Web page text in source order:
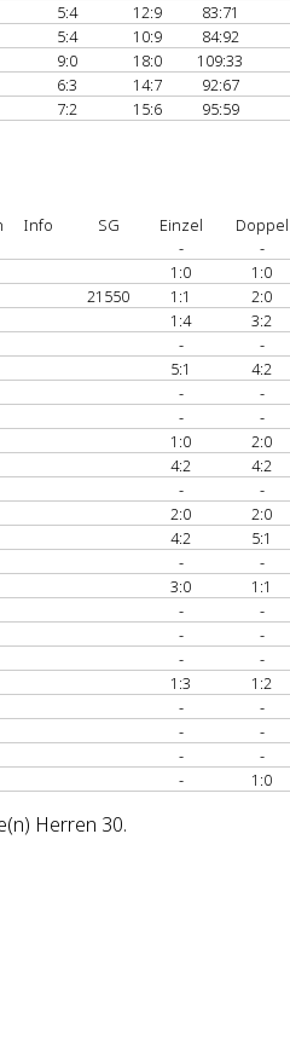
5:4 12:9 83:71
5:4 10:9 84:92
9:0 18:0 109:33
6:3 14:7 92:67
7:2 15:6 95:59
Info SG Einzel Doppel
- -
1:0 1:0
21550 1:1 2:0
1:4 3:2
- -
5:1 4:2
- -
- -
1:0 2:0
4:2 4:2
- -
2:0 2:0
4:2 5:1
- -
3:0 1:1
- -
- -
- -
1:3 1:2
- -
- -
- -
- 1:0
Herren 30.